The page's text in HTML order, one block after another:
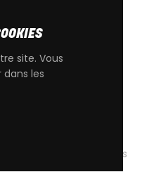
générales de ventes
site. Vous
les